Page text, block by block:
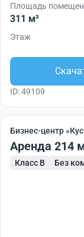
Площадь
311 м²
Этаж
ID: 49109
Бизнес-центр
Аренда
Класс B Без